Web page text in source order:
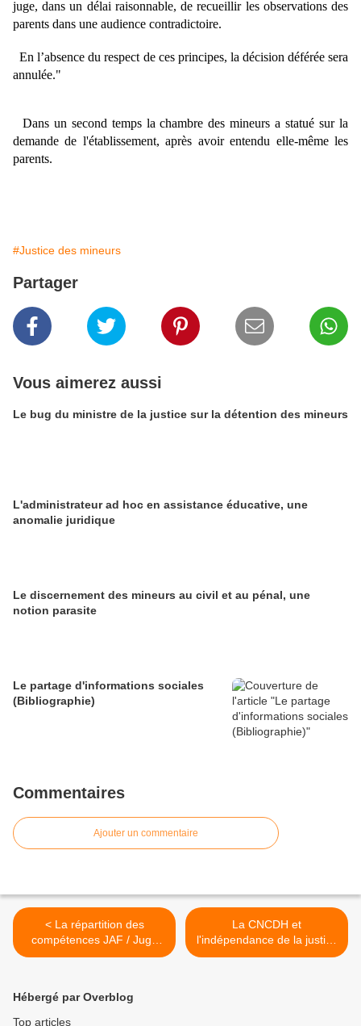
juge, dans un délai raisonnable, de recueillir les observations des
parents dans une audience contradictoire.
En l’absence du respect de ces principes, la décision déférée sera
annulée."
Dans un second temps la chambre des mineurs a statué sur la
demande de l'établissement, après avoir entendu elle-même les
parents.
#Justice des mineurs
Partager
Vous aimerez aussi
Le bug du ministre de la justice sur la détention des mineurs
L'administrateur ad hoc en assistance éducative, une
anomalie juridique
Le discernement des mineurs au civil et au pénal, une
notion parasite
Le partage d'informations sociales
(Bibliographie)
Commentaires
Ajouter un commentaire
< La répartition des
compétences JAF / Juge
des enfants (jurisprudence)
La CNCDH et
l'indépendance de la justice
>
Hébergé par Overblog
Top articles